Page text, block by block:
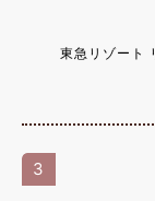
東急リゾート
3